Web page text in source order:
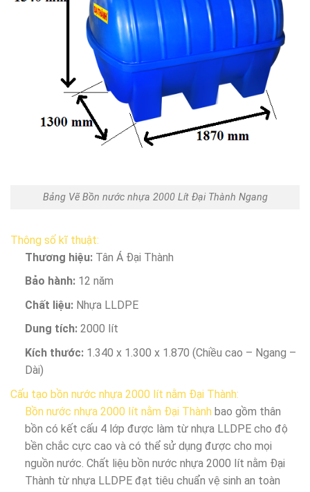
Bảng Vẽ Bồn nước nhựa 2000 Lít Đại Thành Ngang
Thông số kĩ thuật:
Thương hiệu:Tân Á Đại Thành
Bảo hành:12 năm
Chất liệu:Nhựa LLDPE
Dung tích:2000 lít
Kích thước:1.340 x 1.300 x 1.870 (Chiều cao – Ngang –
Dài)
Cấu tạo bồn nước nhựa 2000 lít nằm Đại Thành:
Bồn nước nhựa 2000 lít nằm Đại Thành bao gồm thân
bồn có kết cấu 4 lớp được làm từ nhựa LLDPE cho độ
bền chắc cực cao và có thể sử dụng được cho mọi
nguồn nước. Chất liệu bồn nước nhựa 2000 lít nằm Đại
Thành từ nhựa LLDPE đạt tiêu chuẩn vệ sinh an toàn